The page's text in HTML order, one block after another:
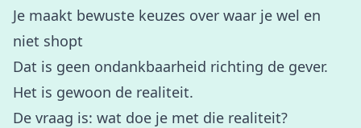
Je maakt bewuste keuzes over waar je wel en
niet shopt
Dat is geen ondankbaarheid richting de gever.
Het is gewoon de realiteit.
De vraag is: wat doe je met die realiteit?